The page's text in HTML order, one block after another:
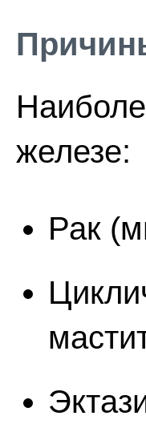
железе:
Рак